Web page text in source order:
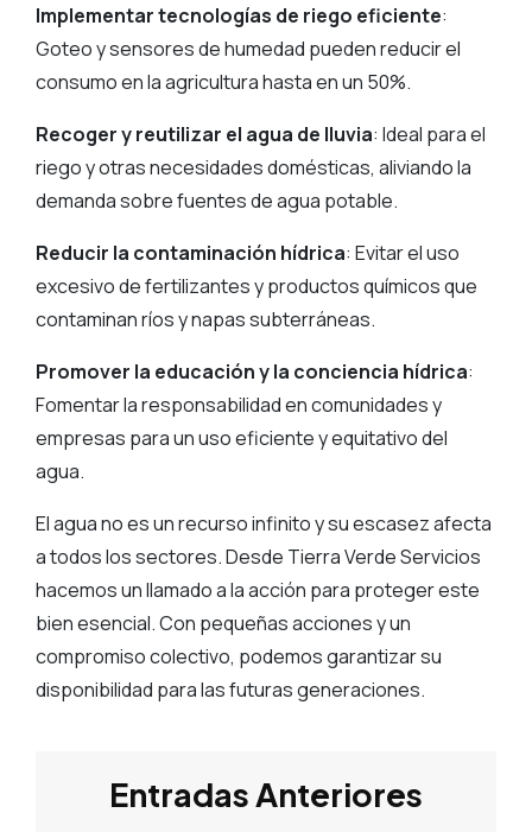
Implementar tecnologías de riego eficiente:
Goteo y sensores de humedad pueden reducir el
consumo en la agricultura hasta en un 50%.
Recoger y reutilizar el agua de lluvia: Ideal para el
riego y otras necesidades domésticas, aliviando la
demanda sobre fuentes de agua potable.
Reducir la contaminación hídrica: Evitar el uso
excesivo de fertilizantes y productos químicos que
contaminan ríos y napas subterráneas.
Promover la educación y la conciencia hídrica:
Fomentar la responsabilidad en comunidades y
empresas para un uso eficiente y equitativo del
agua.
El agua no es un recurso infinito y su escasez afecta
a todos los sectores. Desde Tierra Verde Servicios
hacemos un llamado a la acción para proteger este
bien esencial. Con pequeñas acciones y un
compromiso colectivo, podemos garantizar su
disponibilidad para las futuras generaciones.
Entradas Anteriores